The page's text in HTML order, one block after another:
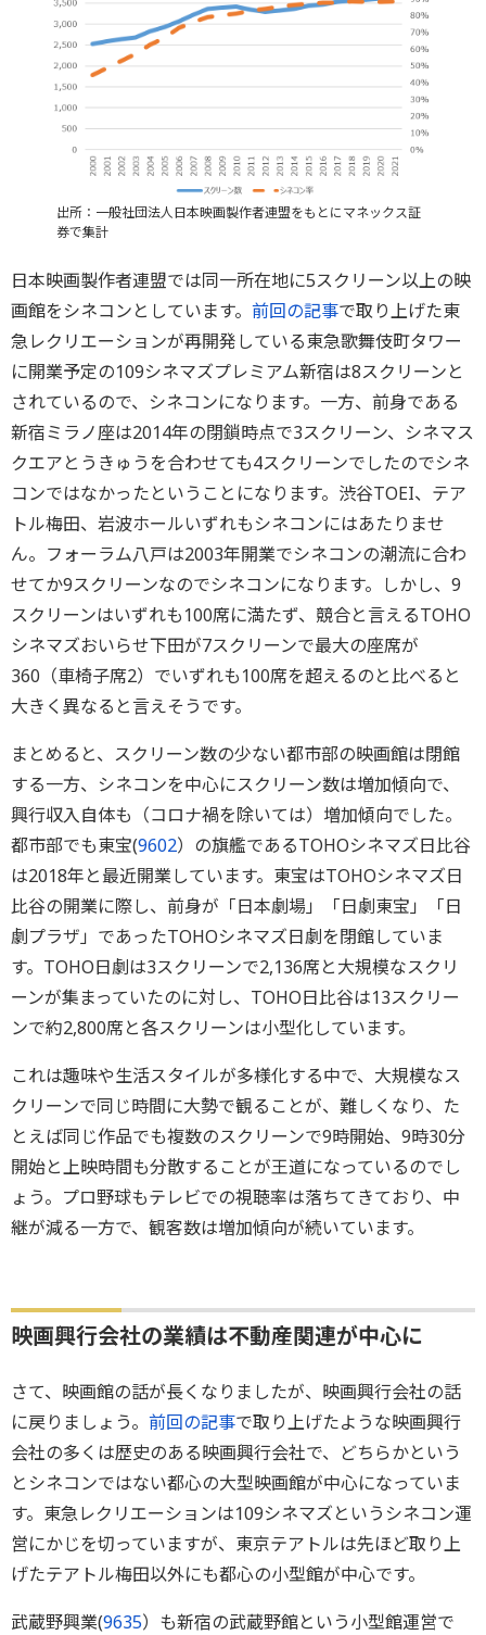
出所：一般社団法人日本映画製作者連盟をもとにマネックス証
券で集計
日本映画製作者連盟では同一所在地に5スクリーン以上の映
画館をシネコンとしています。 前回の記事で取り上げた東
急レクリエーションが再開発している東急歌舞伎町タワー
に開業予定の109シネマズプレミアム新宿は8スクリーンと
されているので、シネコンになります。一方、前身である
新宿ミラノ座は2014年の閉鎖時点で3スクリーン、シネマス
クエアとうきゅうを合わせても4スクリーンでしたのでシネ
コンではなかったということになります。渋谷TOEI、テア
トル梅田、岩波ホールいずれもシネコンにはあたりませ
ん。フォーラム八戸は2003年開業でシネコンの潮流に合わ
せてか9スクリーンなのでシネコンになります。しかし、9
スクリーンはいずれも100席に満たず、競合と言えるTOHO
シネマズおいらせ下田が7スクリーンで最大の座席が
360（車椅子席2）でいずれも100席を超えるのと比べると
大きく異なると言えそうです。
まとめると、スクリーン数の少ない都市部の映画館は閉館
する一方、シネコンを中心にスクリーン数は増加傾向で、
興行収入自体も（コロナ禍を除いては）増加傾向でした。
都市部でも東宝(9602）の旗艦であるTOHOシネマズ日比谷
は2018年と最近開業しています。東宝はTOHOシネマズ日
比谷の開業に際し、前身が「日本劇場」「日劇東宝」「日
劇プラザ」であったTOHOシネマズ日劇を閉館していま
す。TOHO日劇は3スクリーンで2,136席と大規模なスクリ
ーンが集まっていたのに対し、TOHO日比谷は13スクリー
ンで約2,800席と各スクリーンは小型化しています。
これは趣味や生活スタイルが多様化する中で、大規模なス
クリーンで同じ時間に大勢で観ることが、難しくなり、た
とえば同じ作品でも複数のスクリーンで9時開始、9時30分
開始と上映時間も分散することが王道になっているのでし
ょう。プロ野球もテレビでの視聴率は落ちてきており、中
継が減る一方で、観客数は増加傾向が続いています。
映画興行会社の業績は不動産関連が中心に
さて、映画館の話が長くなりましたが、映画興行会社の話
に戻りましょう。 前回の記事で取り上げたような映画興行
会社の多くは歴史のある映画興行会社で、どちらかという
とシネコンではない都心の大型映画館が中心になっていま
す。東急レクリエーションは109シネマズというシネコン運
営にかじを切っていますが、東京テアトルは先ほど取り上
げたテアトル梅田以外にも都心の小型館が中心です。
武蔵野興業(9635）も新宿の武蔵野館という小型館運営で